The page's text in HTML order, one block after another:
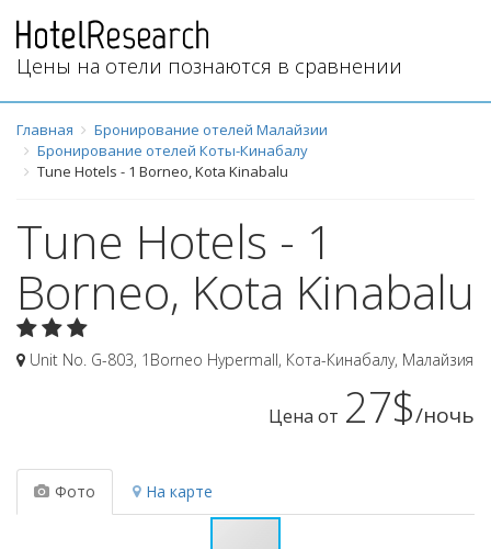
Цены на отели познаются в сравнении
Главная
Бронирование отелей Малайзии
Бронирование отелей Коты-Кинабалу
Tune Hotels - 1 Borneo, Kota Kinabalu
Tune Hotels - 1
Borneo, Kota Kinabalu
Unit No. G-803, 1Borneo Hypermall, Кота-Кинабалу, Малайзия
Цена от 27$/ночь
Фото На карте